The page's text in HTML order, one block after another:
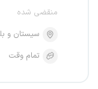
منقضی شده
سیستان و
تمام وقت